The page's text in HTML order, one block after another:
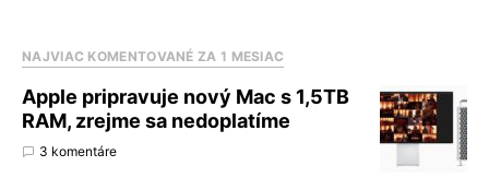
NAJVIAC KOMENTOVANÉ ZA 1 MESIAC
Apple pripravuje nový Mac s 1,5TB
RAM, zrejme sa nedoplatíme
3 komentáre